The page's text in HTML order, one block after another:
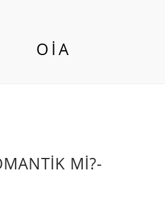
OIA
Mİ?-